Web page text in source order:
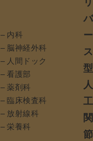
– 内科
– 脳神経外科
– 人間ドック
– 看護部
– 薬剤科
– 臨床検査科
– 放射線科
– 栄養科
バ
ー
ス
型
人
工
関
節